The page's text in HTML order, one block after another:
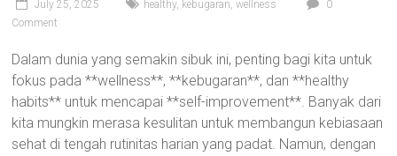
July 25, 2025 healthy, kebugaran,wellness
0
Comment
Dalam dunia yang semakin sibuk ini, penting bagi kita untuk
fokus pada **wellness**, **kebugaran**, dan **healthy
habits** untuk mencapai **self-improvement**. Banyak dari
kita mungkin merasa kesulitan untuk membangun kebiasaan
sehat di tengah rutinitas harian yang padat. Namun, dengan